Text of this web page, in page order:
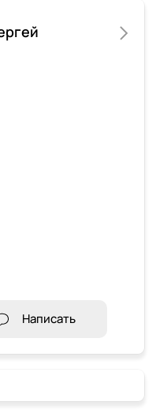
Написать